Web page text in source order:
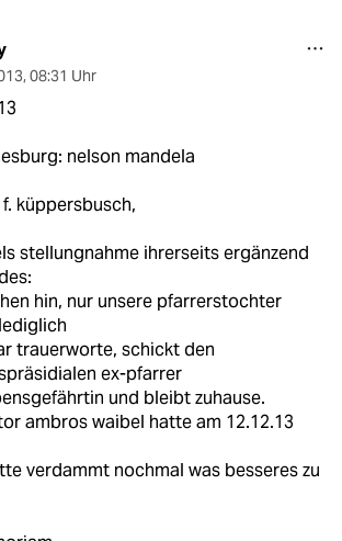
, 08:31 Uhr
nelson mandela
küppersbusch,
stellungnahme ihrerseits ergänzend
hin, nur unsere pfarrerstochter
trauerworte, schickt den
ex-pfarrer
und bleibt zuhause.
ambros waibel hatte am 12.12.13
verdammt nochmal was besseres zu